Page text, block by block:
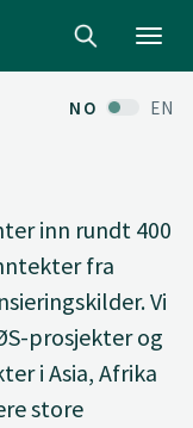
NO EN
inn rundt 400
fra
Vi
prosjekter og
i Asia, Afrika
store